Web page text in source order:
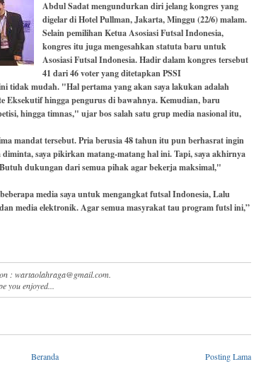
Abdul Sadat mengundurkan diri jelang kongres yang
digelar di Hotel Pullman, Jakarta, Minggu (22/6) malam.
Selain pemilihan Ketua Asosiasi Futsal Indonesia,
kongres itu juga mengesahkan statuta baru untuk
Asosiasi Futsal Indonesia. Hadir dalam kongres tersebut
41 dari 46 voter yang ditetapkan PSSI
tidak mudah. "Hal pertama yang akan saya lakukan adalah
Eksekutif hingga pengurus di bawahnya. Kemudian, baru
hingga timnas," ujar bos salah satu grup media nasional itu,
mandat tersebut. Pria berusia 48 tahun itu pun berhasrat ingin
saya pikirkan matang-matang hal ini. Tapi, saya akhirnya
dukungan dari semua pihak agar bekerja maksimal,"
media saya untuk mengangkat futsal Indonesia, Lalu
media elektronik. Agar semua masyrakat tau program futsl ini,”
: wartaolahraga@gmail.com.
you enjoyed...
Posting Lama
Beranda